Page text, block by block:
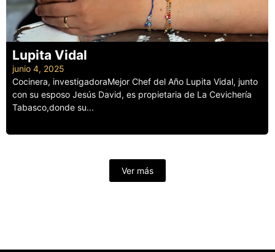
Lupita Vidal
junio 4, 2025
Cocinera, investigadoraMejor Chef del Año Lupita Vidal, junto
con su esposo Jesús David, es propietaria de La Cevichería
Tabasco,donde su...
Ver más